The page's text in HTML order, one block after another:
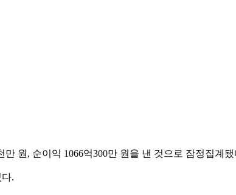
원, 순이익 1066억300만 원을 낸 것으로 잠정집계
.